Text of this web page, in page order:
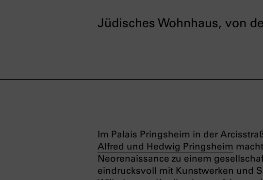
Jüdisches Wohnhaus, von
Im Palais Pringsheim in der
Alfred und Hedwig Pringsheim
Neorenaissance zu einem
eindrucksvoll mit Kunstwerken und